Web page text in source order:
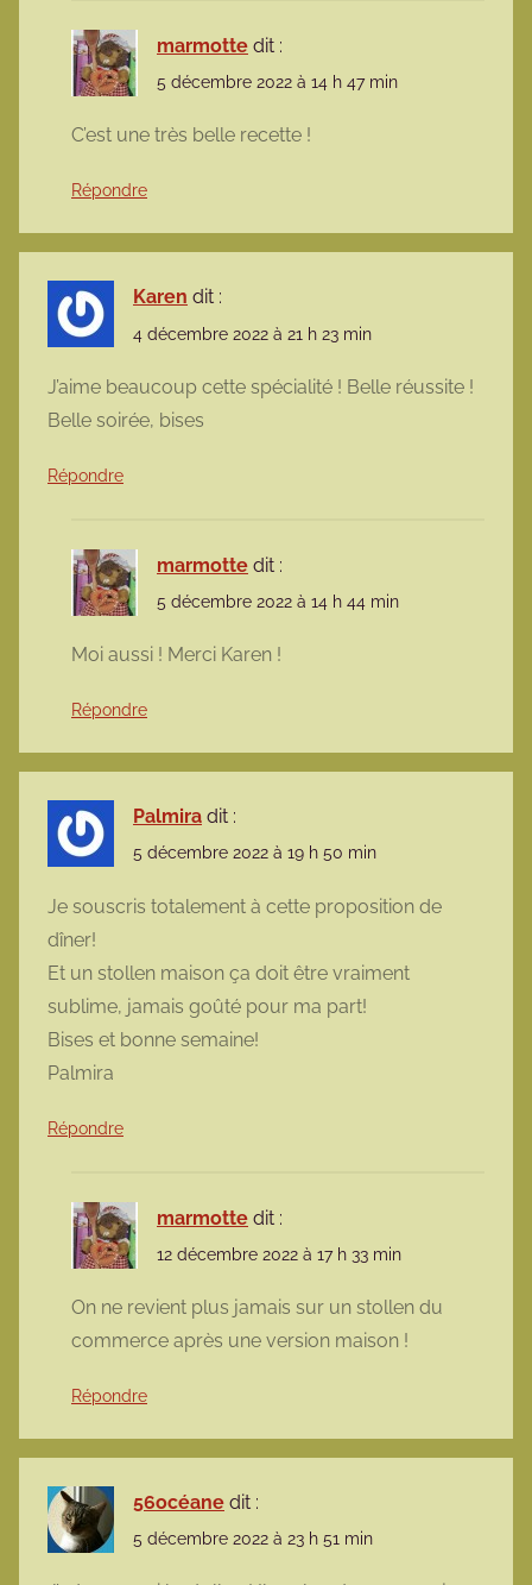
marmotte dit :
5 décembre 2022 à 14 h 47 min
C’est une très belle recette !
Répondre
Karen dit :
4 décembre 2022 à 21 h 23 min
J’aime beaucoup cette spécialité ! Belle réussite !
Belle soirée, bises
Répondre
marmotte dit :
5 décembre 2022 à 14 h 44 min
Moi aussi ! Merci Karen !
Répondre
Palmira dit :
5 décembre 2022 à 19 h 50 min
Je souscris totalement à cette proposition de
dîner!
Et un stollen maison ça doit être vraiment
sublime, jamais goûté pour ma part!
Bises et bonne semaine!
Palmira
Répondre
marmotte dit :
12 décembre 2022 à 17 h 33 min
On ne revient plus jamais sur un stollen du
commerce après une version maison !
Répondre
56océane dit :
5 décembre 2022 à 23 h 51 min